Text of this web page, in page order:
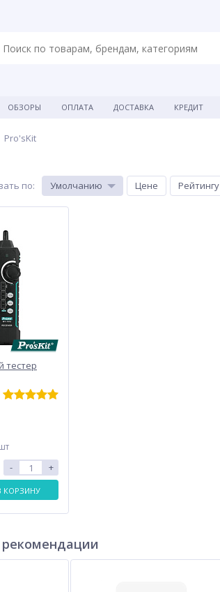
ОБЗОРЫ ОПЛАТА ДОСТАВКА КРЕДИТ
Pro'sKit
по: Умолчанию Цене Рейтингу
тестер
- +
КОРЗИНУ